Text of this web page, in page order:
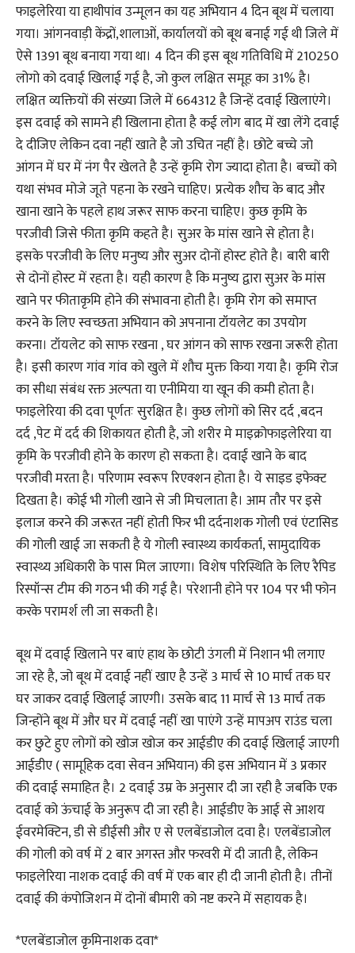
फाइलेरिया या हाथीपांव उन्मूलन का यह अभियान 4 दिन बूथ में चलाया
गया। आंगनवाड़ी केंद्रों,शालाओं, कार्यालयों को बूथ बनाई गई थी जिले में
ऐसे 1391 बूथ बनाया गया था। 4 दिन की इस बूथ गतिविधि में 210250
लोगो को दवाई खिलाई गई है, जो कुल लक्षित समूह का 31% है।
लक्षित व्यक्तियों की संख्या जिले में 664312 है जिन्हें दवाई खिलाएंगे।
इस दवाई को सामने ही खिलाना होता है कई लोग बाद में खा लेंगे दवाई
दे दीजिए लेकिन दवा नहीं खाते है जो उचित नहीं है। छोटे बच्चे जो
आंगन में घर में नंग पैर खेलते है उन्हें कृमि रोग ज्यादा होता है। बच्चों को
यथा संभव मोजे जूते पहना के रखने चाहिए। प्रत्येक शौच के बाद और
खाना खाने के पहले हाथ जरूर साफ करना चाहिए। कुछ कृमि के
परजीवी जिसे फीता कृमि कहते है। सुअर के मांस खाने से होता है।
इसके परजीवी के लिए मनुष्य और सुअर दोनों होस्ट होते है। बारी बारी
से दोनों होस्ट में रहता है। यही कारण है कि मनुष्य द्वारा सुअर के मांस
खाने पर फीताकृमि होने की संभावना होती है। कृमि रोग को समाप्त
करने के लिए स्वच्छता अभियान को अपनाना टॉयलेट का उपयोग
करना। टॉयलेट को साफ रखना , घर आंगन को साफ रखना जरूरी होता
है। इसी कारण गांव गांव को खुले में शौच मुक्त किया गया है। कृमि रोज
का सीधा संबंध रक्त अल्पता या एनीमिया या खून की कमी होता है।
फाइलेरिया की दवा पूर्णतः सुरक्षित है। कुछ लोगों को सिर दर्द ,बदन
दर्द ,पेट में दर्द की शिकायत होती है, जो शरीर मे माइक्रोफाइलेरिया या
कृमि के परजीवी होने के कारण हो सकता है। दवाई खाने के बाद
परजीवी मरता है। परिणाम स्वरूप रिएक्शन होता है। ये साइड इफेक्ट
दिखता है। कोई भी गोली खाने से जी मिचलाता है। आम तौर पर इसे
इलाज करने की जरूरत नहीं होती फिर भी दर्दनाशक गोली एवं एंटासिड
की गोली खाई जा सकती है ये गोली स्वास्थ्य कार्यकर्ता, सामुदायिक
स्वास्थ्य अधिकारी के पास मिल जाएगा। विशेष परिस्थिति के लिए रैपिड
रिस्पॉन्स टीम की गठन भी की गई है। परेशानी होने पर 104 पर भी फोन
करके परामर्श ली जा सकती है।
बूथ में दवाई खिलाने पर बाएं हाथ के छोटी उंगली में निशान भी लगाए
जा रहे है, जो बूथ में दवाई नहीं खाए है उन्हें 3 मार्च से 10 मार्च तक घर
घर जाकर दवाई खिलाई जाएगी। उसके बाद 11 मार्च से 13 मार्च तक
जिन्होंने बूथ में और घर में दवाई नहीं खा पाएंगे उन्हें मापअप राउंड चला
कर छुटे हुए लोगों को खोज खोज कर आईडीए की दवाई खिलाई जाएगी
आईडीए ( सामूहिक दवा सेवन अभियान) की इस अभियान में 3 प्रकार
की दवाई समाहित है। 2 दवाई उम्र के अनुसार दी जा रही है जबकि एक
दवाई को ऊंचाई के अनुरूप दी जा रही है। आईडीए के आई से आशय
ईवरमेक्टिन, डी से डीईसी और ए से एलबेंडाजोल दवा है। एलबेंडाजोल
की गोली को वर्ष में 2 बार अगस्त और फरवरी में दी जाती है, लेकिन
फाइलेरिया नाशक दवाई की वर्ष में एक बार ही दी जानी होती है। तीनों
दवाई की कंपोजिशन में दोनों बीमारी को नष्ट करने में सहायक है।
*एलबेंडाजोल कृमिनाशक दवा*